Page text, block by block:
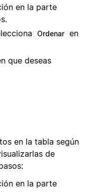
en la parte
Ordenar en
que deseas
en la tabla según
de
en la parte